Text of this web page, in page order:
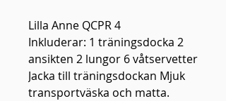
Lilla Anne QCPR 4
Inkluderar: 1 träningsdocka 2
ansikten 2 lungor 6 våtservetter
Jacka till träningsdockan Mjuk
transportväska och matta.